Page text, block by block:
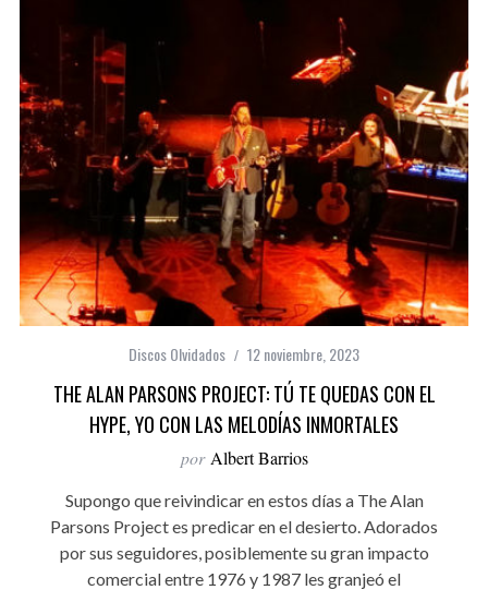
Discos Olvidados 12 noviembre, 2023
THE ALAN PARSONS PROJECT: TÚ TE QUEDAS CON EL
HYPE, YO CON LAS MELODÍAS INMORTALES
por Albert Barrios
Supongo que reivindicar en estos días a The Alan
Parsons Project es predicar en el desierto. Adorados
por sus seguidores, posiblemente su gran impacto
comercial entre 1976 y 1987 les granjeó el